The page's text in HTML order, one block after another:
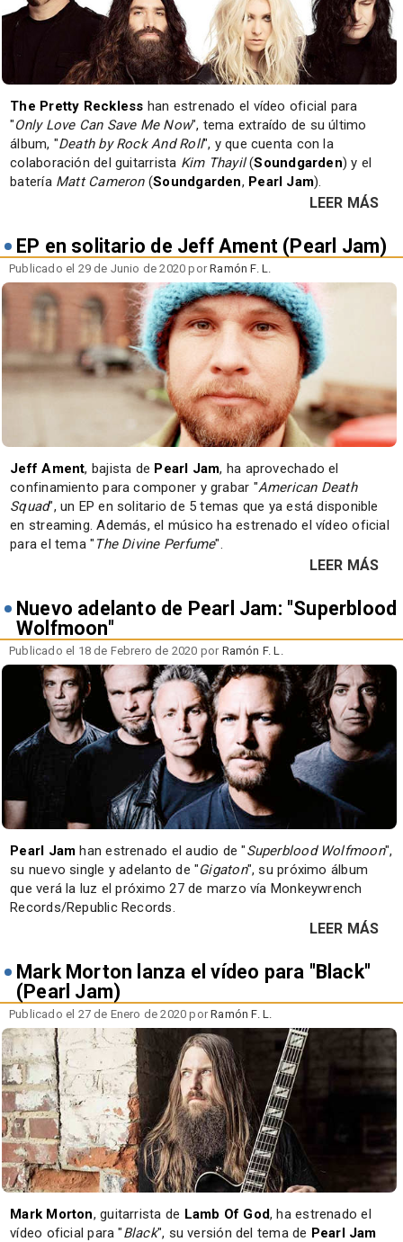
The Pretty Reckless han estrenado el vídeo oficial para
"Only Love Can Save Me Now", tema extraído de su último
álbum, "Death by Rock And Roll", y que cuenta con la
colaboración del guitarrista Kim Thayil(Soundgarden) y el
batería Matt Cameron(Soundgarden, Pearl Jam).
LEER MÁS
EP en solitario de Jeff Ament (Pearl Jam)
Publicado el 29 de Junio de 2020 porRamón F. L.
Jeff Ament, bajista de Pearl Jam, ha aprovechado el
confinamiento para componer y grabar "American Death
Squad", un EP en solitario de 5 temas que ya está disponible
en streaming. Además, el músico ha estrenado el vídeo oficial
para el tema " The Divine Perfume".
LEER MÁS
Nuevo adelanto de Pearl Jam: "Superblood
Wolfmoon"
Publicado el 18 de Febrero de 2020 por Ramón F. L.
Pearl Jam han estrenado el audio de "Superblood Wolfmoon",
su nuevo single y adelanto de "Gigaton", su próximo álbum
que verá la luz el próximo 27 de marzo vía Monkeywrench
Records/Republic Records.
LEER MÁS
Mark Morton lanza el vídeo para "Black"
(Pearl Jam)
Publicado el 27 de Enero de 2020 porRamón F. L.
Mark Morton, guitarrista de Lamb Of God, ha estrenado el
vídeo oficial para "Black", su versión del tema de Pearl Jam